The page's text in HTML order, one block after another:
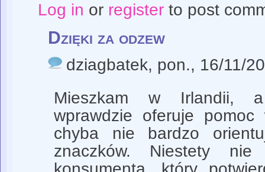
Log in or registerto post
Dzięki za odzew
dziagbatek, pon., 16/11/
Mieszkam w Irlandii,
wprawdzie oferuje
chyba nie bardzo
znaczków. Niestety